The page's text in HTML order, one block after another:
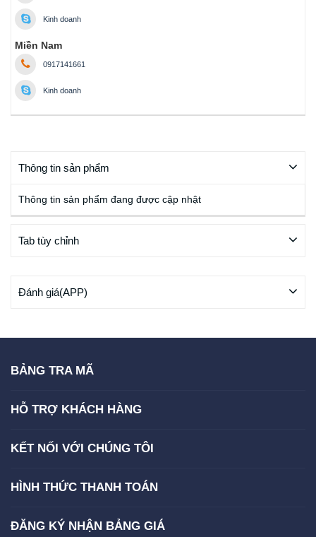
Kinh doanh
Miền Nam
0917141661
Kinh doanh
Thông tin sản phẩm
Thông tin sản phẩm đang được cập nhật
Tab tùy chỉnh
Đánh giá(APP)
BẢNG TRA MÃ
HỖ TRỢ KHÁCH HÀNG
KẾT NỐI VỚI CHÚNG TÔI
HÌNH THỨC THANH TOÁN
ĐĂNG KÝ NHẬN BẢNG GIÁ